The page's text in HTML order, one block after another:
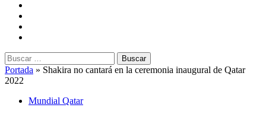
Buscar:
Portada » Shakira no cantará en la ceremonia inaugural de Qatar
2022
Mundial Qatar